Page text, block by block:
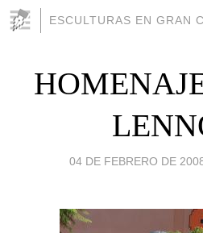
ESCULTURAS EN GRAN
04 DE FEBRERO DE